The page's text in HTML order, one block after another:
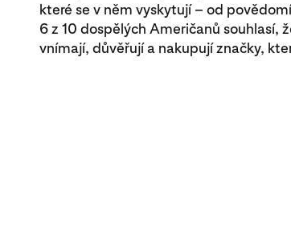
které se v něm vyskytují – od
6 z 10 dospělých Američanů
vnímají, důvěřují a nakupují značky,